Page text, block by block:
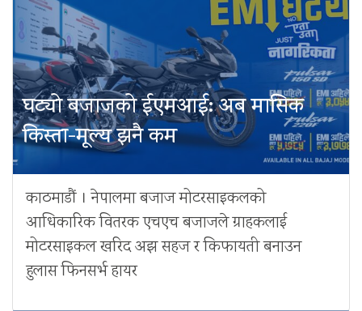
घट्यो बजाजको ईएमआई: अब मासिक
किस्ता-मूल्य झनै कम
काठमाडौं । नेपालमा बजाज मोटरसाइकलको
आधिकारिक वितरक एचएच बजाजले ग्राहकलाई
मोटरसाइकल खरिद अझ सहज र किफायती बनाउन
हुलास फिनसर्भ हायर